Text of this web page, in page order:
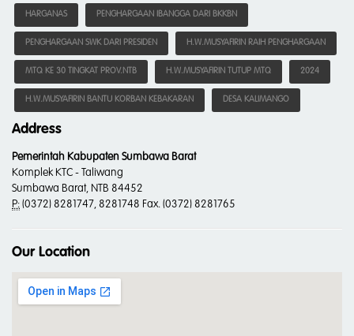
HARGANAS PENGHARGAAN IBANGGA DARI BKKBN
PENGHARGAAN SWK DARI PRESIDEN H.W.MUSYAFIRIN RAIH PENGHARGAAN
MTQ KE 30 TINGKAT PROV.NTB H.W.MUSYAFIRIN TUTUP MTQ 2024
H.W.MUSYAFIRIN BANTU KORBAN KEBAKARAN DESA KALIMANGO
Address
Pemerintah Kabupaten Sumbawa Barat
Komplek KTC - Taliwang
Sumbawa Barat, NTB 84452
P: (0372) 8281747, 8281748 Fax. (0372) 8281765
Our Location